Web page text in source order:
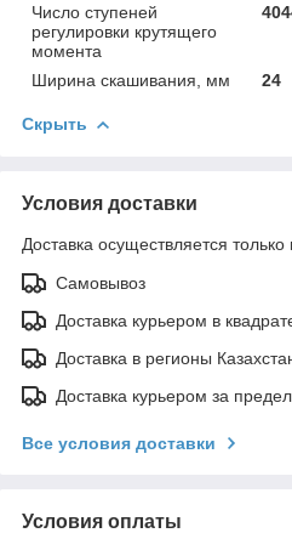
Число ступеней
регулировки крутящего
момента
Ширина скашивания, мм 24
Скрыть
Условия доставки
Доставка осуществляется только
Самовывоз
Доставка курьером в
Доставка в регионы
Доставка курьером за
Все условия доставки
Условия оплаты